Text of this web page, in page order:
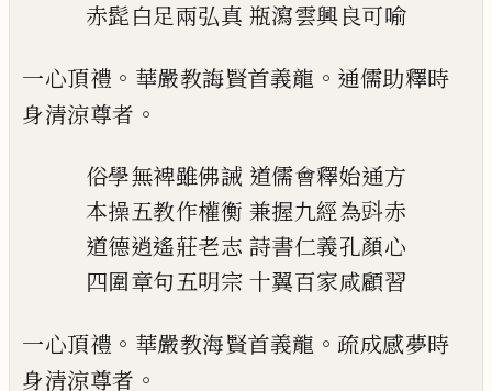
赤髭白足兩弘真 瓶瀉雲興良可喻
一心頂禮 。 華嚴教誨賢首義龍 。 通儒助釋時
身清涼尊者 。
俗學無裨雖佛誡 道儒會釋始通方
本操五教作權衡 兼握九經為㪷赤
道德逍遙莊老志 詩書仁義孔顏心
四圍章句五明宗 十翼百家咸顧習
一心頂禮 。 華嚴教海賢首義龍 。 疏成感夢時
身清涼尊者 。